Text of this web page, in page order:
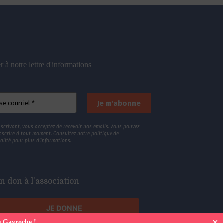
à notre lettre d'informations
vous acceptez de recevoir nos emails. Vous pouvez
à tout moment. Consultez notre politique de
pour plus d’informations.
don à l'association
JE DONNE